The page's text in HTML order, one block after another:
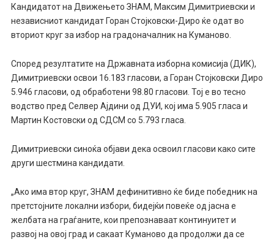
Кандидатот на Движењето ЗНАМ, Максим Димитриевски и
независниот кандидат Горан Стојковски-Диро ќе одат во
вториот круг за избор на градоначалник на Куманово.
Според резултатите на Државната изборна комисија (ДИК),
Димитриевски освои 16.183 гласови, а Горан Стојковски Диро
5.946 гласови, од обработени 98.80 гласови. Тој е во тесно
водство пред Селвер Ајдини од ДУИ, кој има 5.905 гласа и
Мартин Костовски од СДСМ со 5.793 гласа.
Димитриевски синоќа објави дека освоил гласови како сите
други шестмина кандидати.
„Ако има втор круг, ЗНАМ дефинитивно ќе биде победник на
претстојните локални избори, бидејќи повеќе од јасна е
желбата на граѓаните, кои препознаваат континуитет и
развој на овој град и сакаат Куманово да продолжи да се